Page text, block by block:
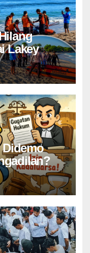
Lakey
Didemo